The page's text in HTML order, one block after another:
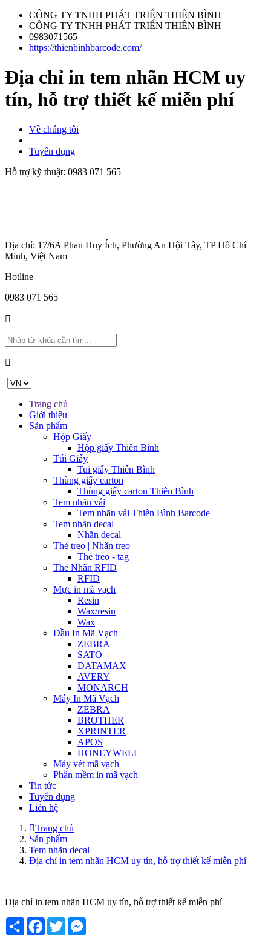
CÔNG TY TNHH PHÁT TRIỂN THIÊN BÌNH
CÔNG TY TNHH PHÁT TRIỂN THIÊN BÌNH
0983071565
https://thienbinhbarcode.com/
Địa chỉ in tem nhãn HCM uy
tín, hỗ trợ thiết kế miễn phí
Về chúng tôi
Tuyển dụng
Hỗ trợ kỹ thuật: 0983 071 565
Địa chỉ: 17/6A Phan Huy Ích, Phường An Hội Tây, TP Hồ Chí
Minh, Việt Nam
Hotline
0983 071 565
Trang chủ
Giới thiệu
Sản phẩm
Hộp Giấy
Hộp giấy Thiên Bình
Túi Giấy
Tui giấy Thiên Bình
Thùng giấy carton
Thùng giấy carton Thiên Bình
Tem nhãn vải
Tem nhãn vải Thiên Bình Barcode
Tem nhãn decal
Nhãn decal
Thẻ treo | Nhãn treo
Thẻ treo - tag
Thẻ Nhãn RFID
RFID
Mực in mã vạch
Resin
Wax/resin
Wax
Đầu In Mã Vạch
ZEBRA
SATO
DATAMAX
AVERY
MONARCH
Máy In Mã Vạch
ZEBRA
BROTHER
XPRINTER
APOS
HONEYWELL
Máy vét mã vạch
Phần mềm in mã vạch
Tin tức
Tuyển dụng
Liên hệ
Trang chủ
Sản phẩm
Tem nhãn decal
Địa chỉ in tem nhãn HCM uy tín, hỗ trợ thiết kế miễn phí
Địa chỉ in tem nhãn HCM uy tín, hỗ trợ thiết kế miễn phí
Share Facebook
Twitter